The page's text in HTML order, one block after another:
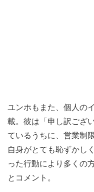
ユンホもまた、個人の
載。彼は「申し訳ござ
ているうちに、営業制
自身がとても恥ずかし
った行動により多くの
とコメント。